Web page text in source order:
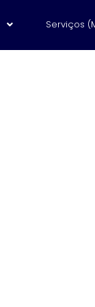
Serviços